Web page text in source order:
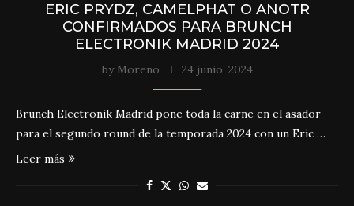
ERIC PRYDZ, CAMELPHAT O ANOTR
CONFIRMADOS PARA BRUNCH
ELECTRONIK MADRID 2024
by Moreno 24 junio, 2024
Brunch Electronik Madrid pone toda la carne en el asador
para el segundo round de la temporada 2024 con un Eric …
Leer más